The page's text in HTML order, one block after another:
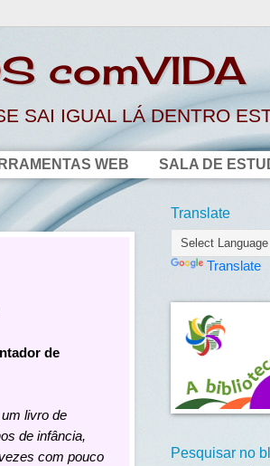
comVIDA
SAI IGUAL LÁ DENTRO
WEB SALA DE
de
livro de
de infância,
com pouco
Translate
Translate
Pesquisar no